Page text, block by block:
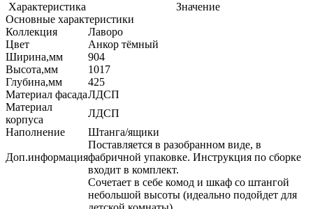
Характеристика
Значение
Основные характеристики
Коллекция
Лаворо
Цвет
Анкор тёмный
Ширина,мм
904
Высота,мм
1017
Глубина,мм
425
Материал фасадаЛДСП
Материал
корпуса
ЛДСП
Наполнение
Штанга/ящики
Доп.информация
Поставляется в разобранном виде, в
фабричной упаковке. Инструкция по сборке
входит в комплект.
Сочетает в себе комод и шкаф со штангой
небольшой высоты (идеально подойдет для